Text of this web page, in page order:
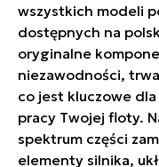
wszystkich modeli
dostępnych na
oryginalne
niezawodności,
co jest kluczowe
pracy Twojej floty.
spektrum części
elementy silnika,